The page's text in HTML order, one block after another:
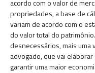
acordo com o valor de
propriedades, a base de
variam de acordo com o
do valor total do
desnecessários, mais uma
advogado, que vai
garantir uma maior